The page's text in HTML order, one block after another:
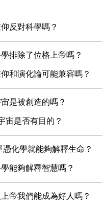
反對科學嗎？
排除了位格上帝嗎？
和演化論可能兼容嗎？
是被創造的嗎？
宙是否有目的？
憑化學就能夠解釋生命？
能夠解釋智慧嗎？
帝我們能成為好人嗎？